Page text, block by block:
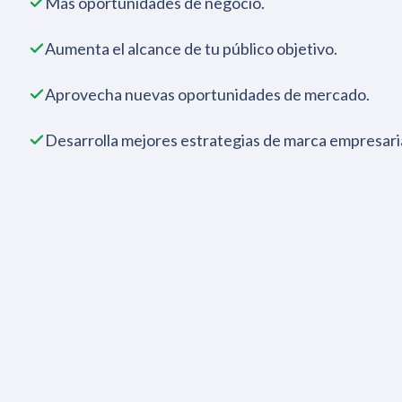
Aumenta el alcance de tu público objetivo.
Aprovecha nuevas oportunidades de mercado.
Desarrolla mejores estrategias de marca